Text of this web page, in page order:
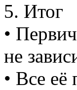
5. Итог
•
не
• Все